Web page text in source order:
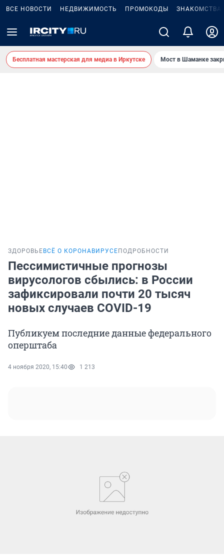
ВСЕ НОВОСТИ НЕДВИЖИМОСТЬ ПРОМОКОДЫ ЗНАКОМСТВА
Бесплатная мастерская для медиа в Иркутске Мост в Шаманке
ЗДОРОВЬЕ ВСЁ О КОРОНАВИРУСЕ ПОДРОБНОСТИ
Пессимистичные прогнозы
вирусологов сбылись: в России
зафиксировали почти 20 тысяч
новых случаев COVID-19
Публикуем последние данные федерального
оперштаба
4 ноября 2020, 15:40 1 213